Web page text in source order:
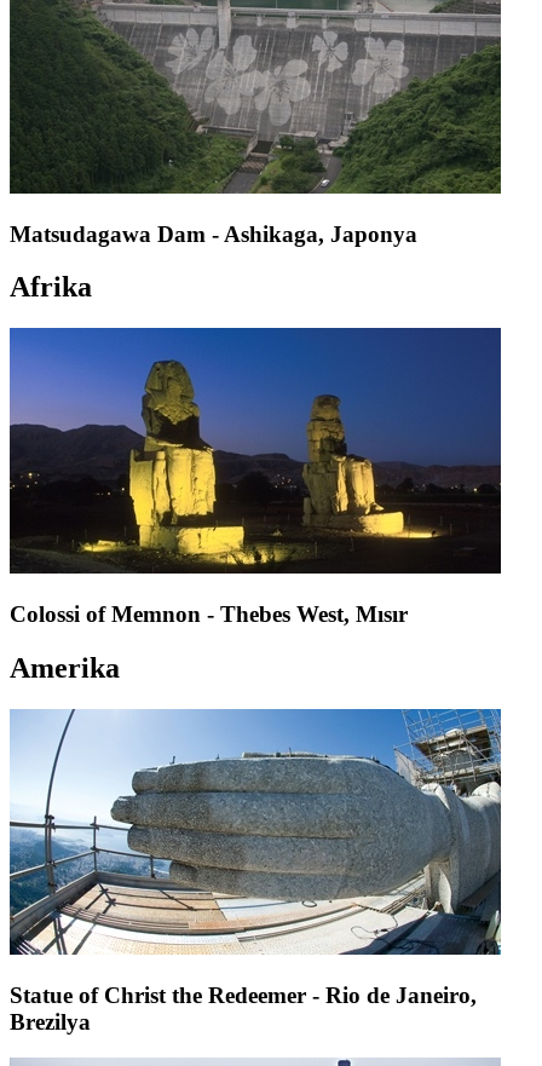
Matsudagawa Dam - Ashikaga, Japonya
Afrika
Colossi of Memnon - Thebes West, Mısır
Amerika
Statue of Christ the Redeemer - Rio de Janeiro,
Brezilya